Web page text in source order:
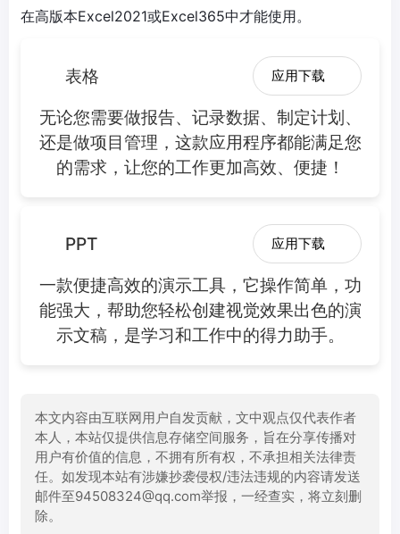
在高版本Excel2021或Excel365中才能使用。
表格 应用下载
无论您需要做报告、记录数据、制定计划、
还是做项目管理，这款应用程序都能满足您
的需求，让您的工作更加高效、便捷！
PPT 应用下载
一款便捷高效的演示工具，它操作简单，功
能强大，帮助您轻松创建视觉效果出色的演
示文稿，是学习和工作中的得力助手。
本文内容由互联网用户自发贡献，文中观点仅代表作者
本人，本站仅提供信息存储空间服务，旨在分享传播对
用户有价值的信息，不拥有所有权，不承担相关法律责
任。如发现本站有涉嫌抄袭侵权/违法违规的内容请发送
邮件至94508324@qq.com举报，一经查实，将立刻删
除。